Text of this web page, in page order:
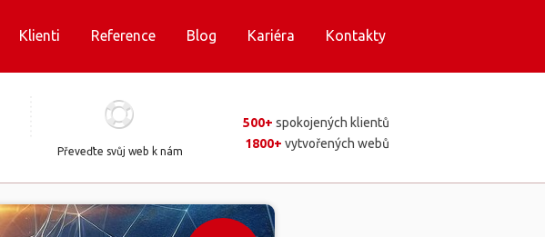
Převeďte svůj web k nám
500+ spokojených klientů
1800+ vytvořených webů
Klienti Reference Blog Kariéra Kontakty